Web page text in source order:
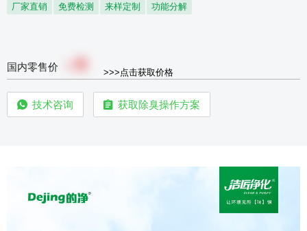
厂家直销 免费检测 来样定制 功能分解
国内零售价 0 >>>点击获取价格
技术咨询 获取除臭操作方案